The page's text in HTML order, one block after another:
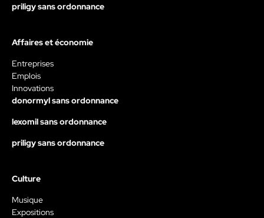
priligy sans ordonnance
Affaires et économie
Entreprises
Emplois
Innovations
donormyl sans ordonnance
lexomil sans ordonnance
priligy sans ordonnance
Culture
Musique
Expositions